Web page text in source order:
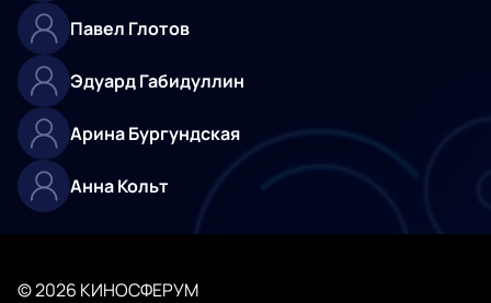
Павел Глотов
Эдуард Габидуллин
Арина Бургундская
Анна Кольт
© 2026 КИНОСФЕРУМ